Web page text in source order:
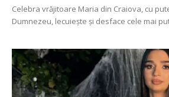
Celebra vrăjitoare Maria din Craiova, cu
Dumnezeu, lecuieşte şi desface cele mai